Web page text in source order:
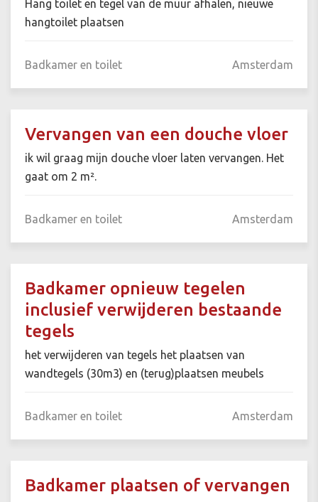
Hang toilet en tegel van de muur afhalen, nieuwe
hangtoilet plaatsen
Badkamer en toilet Amsterdam
Vervangen van een douche vloer
ik wil graag mijn douche vloer laten vervangen. Het
gaat om 2 m².
Badkamer en toilet Amsterdam
Badkamer opnieuw tegelen
inclusief verwijderen bestaande
tegels
het verwijderen van tegels het plaatsen van
wandtegels (30m3) en (terug)plaatsen meubels
Badkamer en toilet Amsterdam
Badkamer plaatsen of vervangen